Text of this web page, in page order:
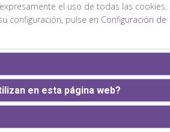
el uso de todas las cookies.
configuración, pulse en Configuración de
en esta página web?
por: